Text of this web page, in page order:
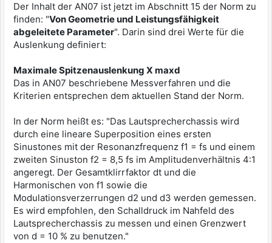
Der Inhalt der AN07 ist jetzt im Abschnitt 15 der Norm zu
finden: "Von Geometrie und Leistungsfähigkeit
abgeleitete Parameter". Darin sind drei Werte für die
Auslenkung definiert:
Maximale Spitzenauslenkung X maxd
Das in AN07 beschriebene Messverfahren und die
Kriterien entsprechen dem aktuellen Stand der Norm.
In der Norm heißt es: "Das Lautsprecherchassis wird
durch eine lineare Superposition eines ersten
Sinustones mit der Resonanzfrequenz f1 = fs und einem
zweiten Sinuston f2 = 8,5 fs im Amplitudenverhältnis 4:1
angeregt. Der Gesamtklirrfaktor dt und die
Harmonischen von f1 sowie die
Modulationsverzerrungen d2 und d3 werden gemessen.
Es wird empfohlen, den Schalldruck im Nahfeld des
Lautsprecherchassis zu messen und einen Grenzwert
von d = 10 % zu benutzen."